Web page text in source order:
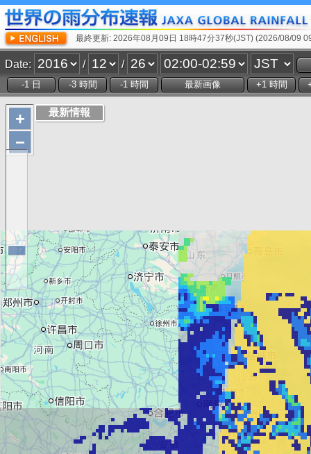
最終更新: 2026年08月09日 18時47分37秒(JST) (2026/08/09
Date: / /
+
−